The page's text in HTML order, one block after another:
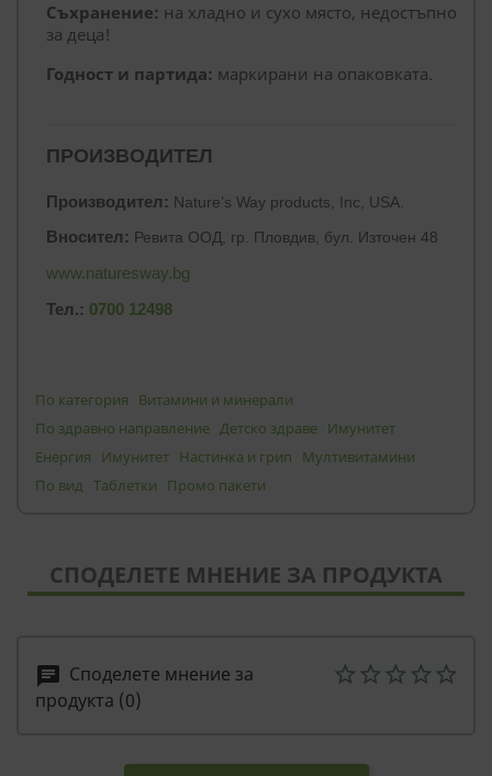
Съхранение: на хладно и сухо място, недостъпно
за деца!
Годност и партида: маркирани на опаковката.
ПРОИЗВОДИТЕЛ
Производител: Nature’s Way products, Inc, USA.
Вносител: Ревита ООД, гр. Пловдив, бул. Източен 48
www.naturesway.bg
Тел.: 0700 12498
По категория
Витамини и минерали
По здравно направление Детско здраве Имунитет
Енергия
Имунитет Настинка и грип
Мултивитамини
По вид Таблетки Промо пакети
СПОДЕЛЕТЕ МНЕНИЕ ЗА ПРОДУКТА
chat Споделете мнение за
продукта (0)